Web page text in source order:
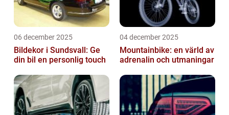
06 december 2025
Bildekor i Sundsvall: Ge
din bil en personlig touch
04 december 2025
Mountainbike: en värld av
adrenalin och utmaningar